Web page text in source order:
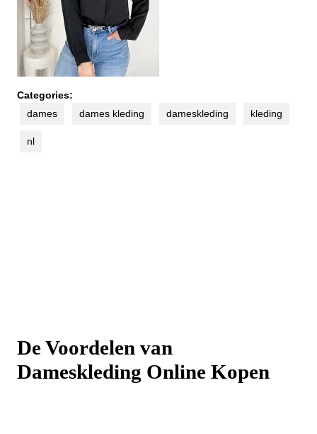
Categories:
dames
dames kleding dameskleding kleding
nl
De Voordelen van
Dameskleding Online Kopen